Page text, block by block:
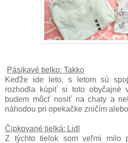
Pásikavé tielko: Takko
Keďže ide leto, s letom sú
rozhodla kúpiť si toto obyčajné
budem môcť nosiť na chaty a
náhodou pri opekačke zničím
Čipkované tielká: Lidl
Z týchto tielok som veľmi milo